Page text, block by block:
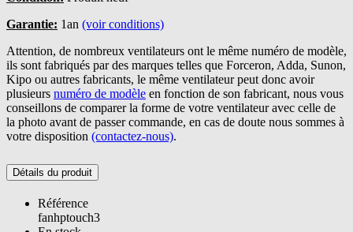
Garantie: 1an (voir conditions)
Attention, de nombreux ventilateurs ont le même numéro de modèle,
ils sont fabriqués par des marques telles que Forceron, Adda, Sunon,
Kipo ou autres fabricants, le même ventilateur peut donc avoir
plusieurs numéro de modèle en fonction de son fabricant, nous vous
conseillons de comparer la forme de votre ventilateur avec celle de
la photo avant de passer commande, en cas de doute nous sommes à
votre disposition (contactez-nous).
Détails du produit
Référence
fanhptouch3